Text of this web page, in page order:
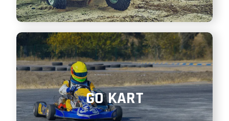
GO KART